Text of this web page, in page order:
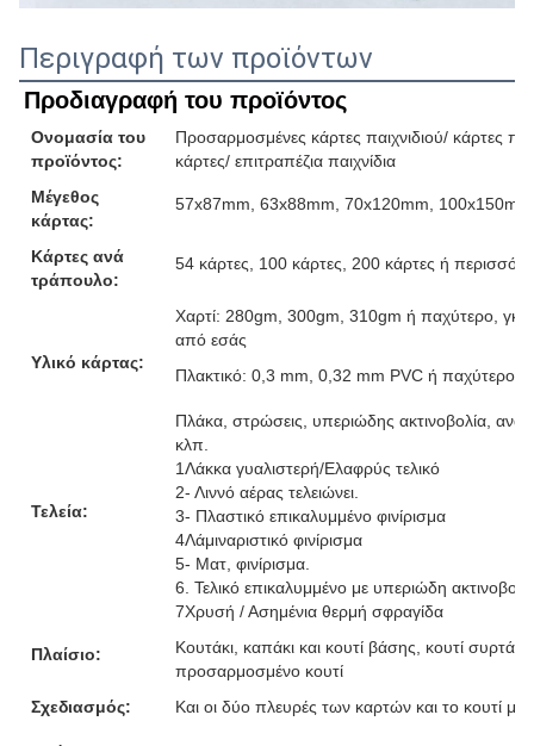
Περιγραφή των προϊόντων
Προδιαγραφή του προϊόντος
Ονομασία του
προϊόντος:
Προσαρμοσμένες κάρτες παιχνιδιού/ κάρτες
κάρτες/ επιτραπέζια παιχνίδια
Μέγεθος
κάρτας:
57x87mm, 63x88mm, 70x120mm,
Κάρτες ανά
τράπουλο:
54 κάρτες, 100 κάρτες, 200 κάρτες ή
Υλικό κάρτας:
Χαρτί: 280gm, 300gm, 310gm ή παχύτερο,
από εσάς
Πλακτικό: 0,3 mm, 0,32 mm PVC ή παχύτερο
Τελεία:
Πλάκα, στρώσεις, υπεριώδης ακτινοβολία,
κλπ.
1Λάκκα γυαλιστερή/Ελαφρύς τελικό
2- Λιννό αέρας τελειώνει.
3- Πλαστικό επικαλυμμένο φινίρισμα
4Λάμιναριστικό φινίρισμα
5- Ματ, φινίρισμα.
6. Τελικό επικαλυμμένο με υπεριώδη
7Χρυσή / Ασημένια θερμή σφραγίδα
Πλαίσιο:
Κουτάκι, καπάκι και κουτί βάσης, κουτί
προσαρμοσμένο κουτί
Σχεδιασμός:
Και οι δύο πλευρές των καρτών και το κουτί